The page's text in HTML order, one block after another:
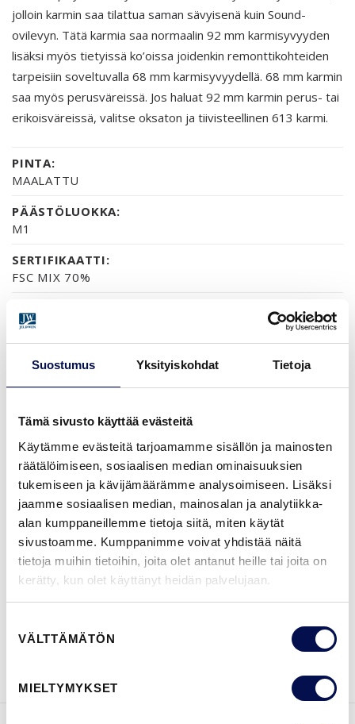
Suostumus Yksityiskohdat Tietoja
Tämä sivusto käyttää evästeitä
Käytämme evästeitä tarjoamamme sisällön ja mainosten
räätälöimiseen, sosiaalisen median ominaisuuksien
tukemiseen ja kävijämäärämme analysoimiseen. Lisäksi
jaamme sosiaalisen median, mainosalan ja analytiikka-
alan kumppaneillemme tietoja siitä, miten käytät
sivustoamme. Kumppanimme voivat yhdistää näitä
tietoja muihin tietoihin, joita olet antanut heille tai joita on
kerätty, kun olet käyttänyt heidän palvelujaan.
valinta
VÄLTTÄMÄTÖN
MIELTYMYKSET
jolloin karmin saa tilattua saman sävyisenä kuin Sound-
ovilevyn. Tätä karmia saa normaalin 92 mm karmisyvyyden
lisäksi myös tietyissä ko’oissa joidenkin remonttikohteiden
tarpeisiin soveltuvalla 68 mm karmisyvyydellä. 68 mm karmin
saa myös perusväreissä. Jos haluat 92 mm karmin perus- tai
erikoisväreissä, valitse oksaton ja tiivisteellinen 613 karmi.
PINTA:
MAALATTU
PÄÄSTÖLUOKKA:
M1
SERTIFIKAATTI:
FSC MIX 70%
TUOTETAKUU 2 VUOTTA
NCS S 0502-Y VAKIOVALKOINEN
KOOT
JÄLLEENMYYJÄT
Ota meihin yhteyttä